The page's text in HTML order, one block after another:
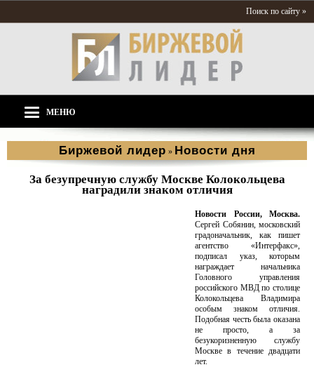
Поиск по сайту »
МЕНЮ
Биржевой лидер » Новости дня
За безупречную службу Москве Колокольцева
наградили знаком отличия
Новости России, Москва.
Сергей Собянин, московский
градоначальник, как пишет
агентство «Интерфакс»,
подписал указ, которым
награждает начальника
Головного управления
российского МВД по столице
Колокольцева Владимира
особым знаком отличия.
Подобная честь была оказана
не просто, а за
безукоризненную службу
Москве в течение двадцати
лет.